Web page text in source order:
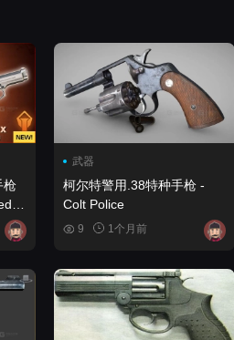
枪
武器
柯尔特警用.38特种手枪 -
Colt Police
9 1个月前